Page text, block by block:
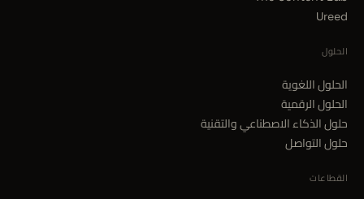
Ureed
الحلول
الحلول اللغوية
الحلول الرقمية
حلول الذكاء الاصطناعي والتقنية
حلول التواصل
القطاعات